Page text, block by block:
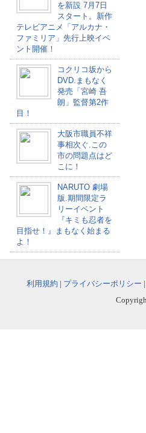
を新設 7月7日
スタート。新作
テレビアニメ「アルカナ・
ファミリア」先行上映イベ
ント開催！
コクリコ坂から
DVD.まもなく
発売「宮崎 吾
朗」監督第2作
目！
大阪市職員不祥
事相次ぐ.この
市の問題点はど
こに！
NARUTO 劇場
版.期間限定ラ
リーイベント
『キミも忍者を
目指せ！』まもなく始まる
よ！
利用規約 | プライバシーポリシー |